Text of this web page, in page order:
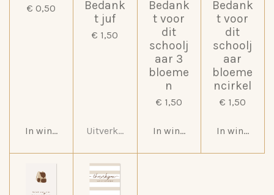
€ 0,50
In winkelwagen
Bedank
t juf
€ 1,50
Uitverkocht
Bedank
t voor
dit
schoolj
aar 3
bloeme
n
€ 1,50
In winkelwagen
Bedank
t voor
dit
schoolj
aar
bloeme
ncirkel
€ 1,50
In